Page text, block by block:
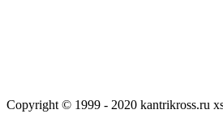
Copyright © 1999 - 2020 kantrikross.ru